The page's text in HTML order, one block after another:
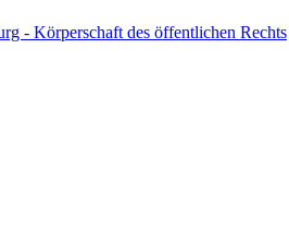
- Körperschaft des öffentlichen Rechts